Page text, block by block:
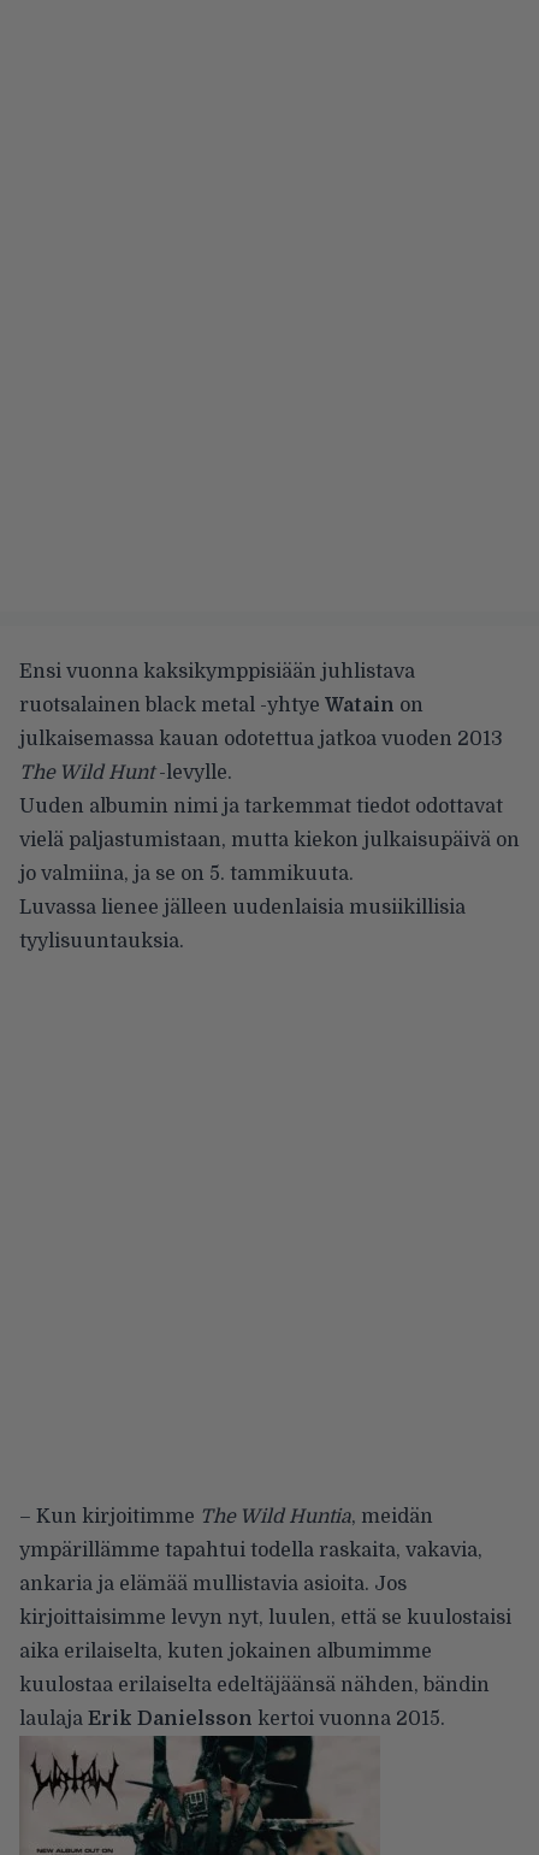
Ensi vuonna kaksikymppisiään juhlistava
ruotsalainen black metal -yhtye Watain on
julkaisemassa kauan odotettua jatkoa vuoden 2013
The Wild Hunt-levylle.
Uuden albumin nimi ja tarkemmat tiedot odottavat
vielä paljastumistaan, mutta kiekon julkaisupäivä on
jo valmiina, ja se on 5. tammikuuta.
Luvassa lienee jälleen uudenlaisia musiikillisia
tyylisuuntauksia.
– Kun kirjoitimme The Wild Huntia, meidän
ympärillämme tapahtui todella raskaita, vakavia,
ankaria ja elämää mullistavia asioita. Jos
kirjoittaisimme levyn nyt, luulen, että se kuulostaisi
aika erilaiselta, kuten jokainen albumimme
kuulostaa erilaiselta edeltäjäänsä nähden, bändin
laulaja Erik Danielsson kertoi vuonna 2015.